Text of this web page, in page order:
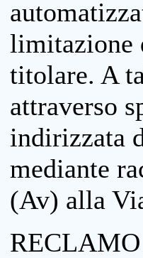
limitazione
titolare. A
attraverso
indirizzata
mediante
(Av) alla